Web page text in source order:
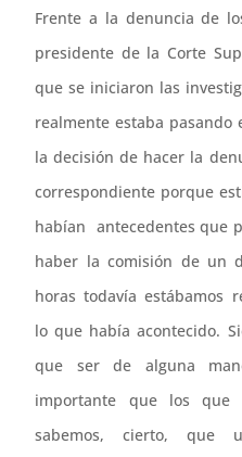
Frente a la denuncia de
presidente de la Corte
que se iniciaron las
realmente estaba pasando
la decisión de hacer la
correspondiente porque
habían antecedentes que
haber la comisión de un
horas todavía estábamos
lo que había acontecido.
que ser de alguna
importante que los que
sabemos, cierto,